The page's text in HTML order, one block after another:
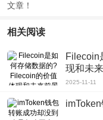
文章！
相关阅读
Filecoin
现和未
2025-11-11